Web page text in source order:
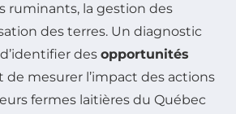
ruminants, la gestion des
des terres. Un diagnostic
des opportunités
de mesurer l’impact des actions
fermes laitières du Québec